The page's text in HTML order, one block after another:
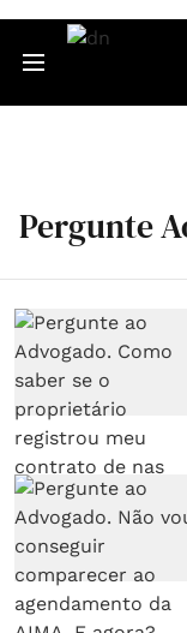
Pergunte